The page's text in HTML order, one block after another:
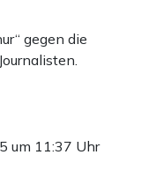
gegen die
um 11:37 Uhr